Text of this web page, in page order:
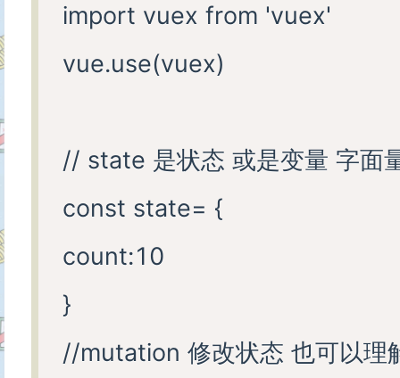
<button
<button
</div>
<button
</div>
</template>
<script>
import vuex from 'vuex'
vue.use(vuex)
// state 是状态 或是变量 字面
const state= {
count:10
}
//mutation 修改状态 也可以理